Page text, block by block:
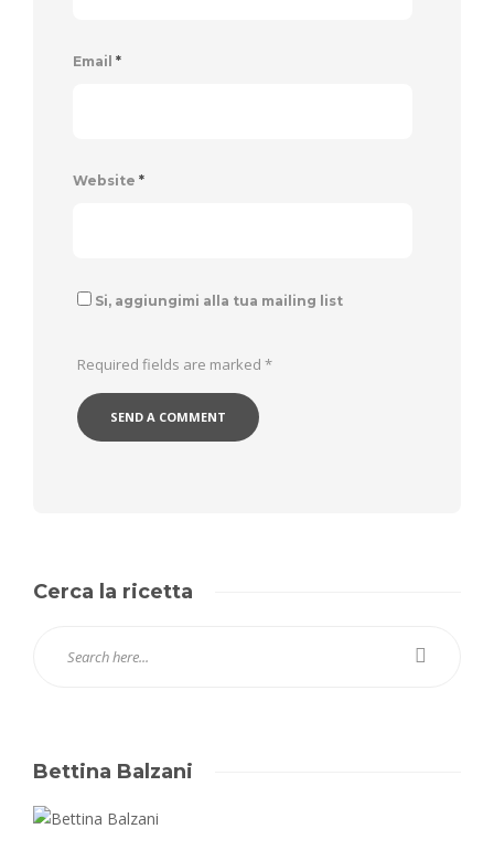
Email *
Website *
Si, aggiungimi alla tua mailing list
Required fields are marked *
Cerca la ricetta
Bettina Balzani